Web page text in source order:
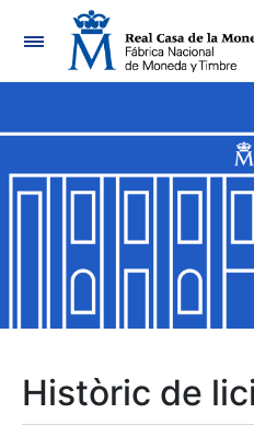
Navegació
Mostra/Amaga
Mostra/Amaga
Mostra/Amaga
Històric de